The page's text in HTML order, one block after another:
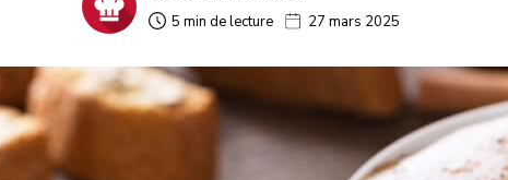
5 min de lecture 27 mars 2025